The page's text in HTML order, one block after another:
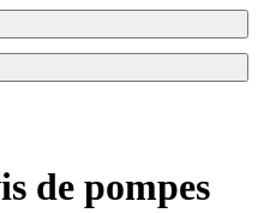
de pompes